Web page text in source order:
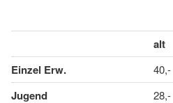
alt
Einzel Erw.
40,-
Jugend 28,-